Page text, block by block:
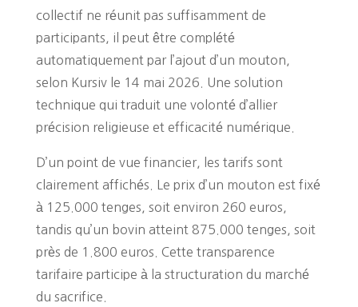
collectif ne réunit pas suffisamment de
participants, il peut être complété
automatiquement par l’ajout d’un mouton,
selon Kursiv le 14 mai 2026. Une solution
technique qui traduit une volonté d’allier
précision religieuse et efficacité numérique.
D’un point de vue financier, les tarifs sont
clairement affichés. Le prix d’un mouton est fixé
à 125.000 tenges, soit environ 260 euros,
tandis qu’un bovin atteint 875.000 tenges, soit
près de 1.800 euros. Cette transparence
tarifaire participe à la structuration du marché
du sacrifice.